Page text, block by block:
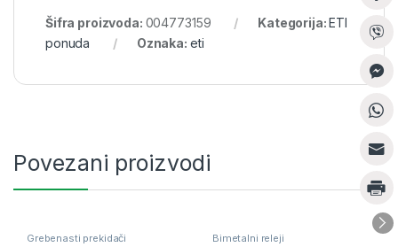
Šifra proizvoda: 004773159 Kategorija:ETI
ponuda
Oznaka: eti
Povezani proizvodi
Grebenasti prekidači Bimetalni releji